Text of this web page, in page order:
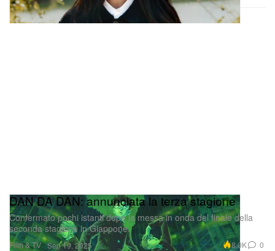
Film & TV
DAN DA DAN: annunciata la terza stagione
Confermato pochi istanti dopo la messa in onda del finale della
seconda stagione in Giappone.
Sep 19, 2025 8.0K 0